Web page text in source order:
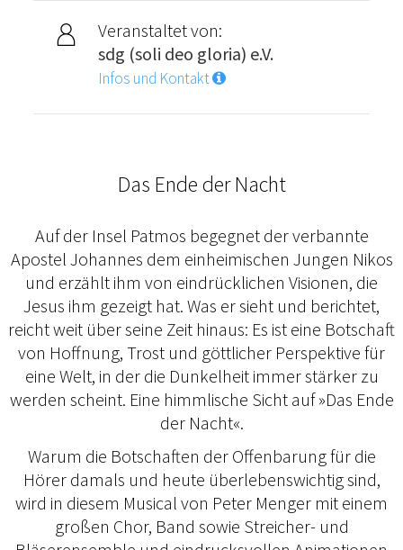
Veranstaltet von:
sdg (soli deo gloria) e.V.
Infos und Kontakt
Das Ende der Nacht
Auf der Insel Patmos begegnet der verbannte
Apostel Johannes dem einheimischen Jungen Nikos
und erzählt ihm von eindrücklichen Visionen, die
Jesus ihm gezeigt hat. Was er sieht und berichtet,
reicht weit über seine Zeit hinaus: Es ist eine Botschaft
von Hoffnung, Trost und göttlicher Perspektive für
eine Welt, in der die Dunkelheit immer stärker zu
werden scheint. Eine himmlische Sicht auf »Das Ende
der Nacht«.
Warum die Botschaften der Offenbarung für die
Hörer damals und heute überlebens­wichtig sind,
wird in diesem Musical von Peter Menger mit einem
großen Chor, Band sowie Streicher- und